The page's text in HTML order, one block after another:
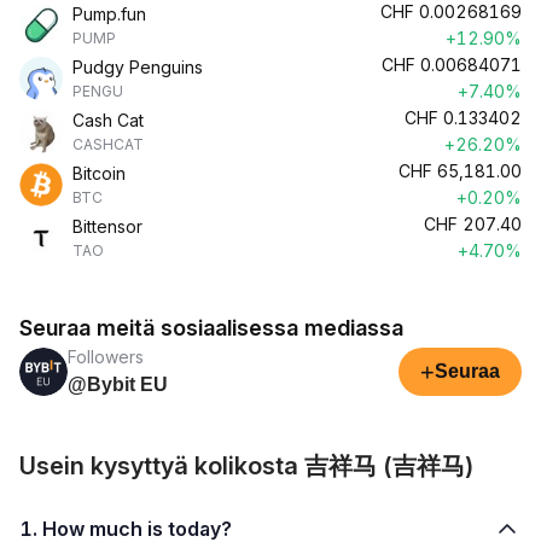
Pump.fun
PUMP
CHF 0.00268169
+12.90%
Pudgy Penguins
PENGU
CHF 0.00684071
+7.40%
Cash Cat
CASHCAT
CHF 0.133402
+26.20%
Bitcoin
BTC
CHF 65,181.00
+0.20%
Bittensor
TAO
CHF 207.40
+4.70%
Seuraa meitä sosiaalisessa mediassa
Followers
@Bybit EU
+Seuraa
Usein kysyttyä kolikosta 吉祥马 (吉祥马)
1. How much is today?